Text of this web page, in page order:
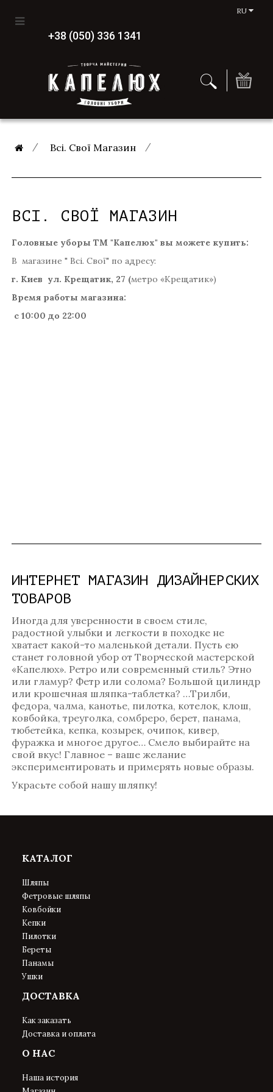
RU
+38 (050) 336 1341
Всі. Свої Магазин
ВСІ. СВОЇ МАГАЗИН
Головные уборы ТМ "Капелюх" вы можете купить:
В магазине " Всі. Свої" по адресу:
г. Киев ул. Крещатик, 27 (метро «Крещатик»)
Время работы магазина:
с 10:00 до 22:00
ИНТЕРНЕТ МАГАЗИН ДИЗАЙНЕРСКИХ
ТОВАРОВ
Иногда для уверенности в своем стиле,
радостной улыбки и легкости в походке не
хватает какой-то маленькой детали. Пусть ею
станет головной убор от Творческой мастерской
«Капелюх». Ретро или современный стиль? Этно
или гламур? Фетр или солома? Большой цилиндр
или крошечная шляпка-таблетка? …Трилби,
федора, чалма, канотье, пилотка, котелок, клош,
ковбойка, треуголка, сомбреро, берет, панама,
тюбетейка, кепка, козырек, очипок, кивер,
фуражка и многое другое… Смело выбирайте на
свой вкус! Главное – ваше желание
экспериментировать и примерять новые образы.
Украсьте собой нашу шляпку!
КАТАЛОГ
Шляпы
Фетровые шляпы
Ковбойки
Кепки
Пилотки
Береты
Панамы
Ушки
ДОСТАВКА
Как заказать
Доставка и оплата
О НАС
Наша история